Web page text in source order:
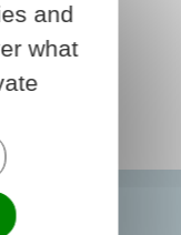
and
what